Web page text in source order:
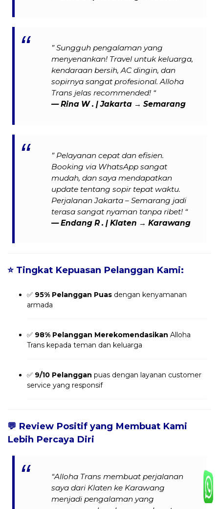
” Sungguh pengalaman yang
menyenankan! Travel untuk keluarga,
kendaraan bersih, AC dingin, dan
sopirnya sangat profesional. Alloha
Trans jelas recommended! “
—Rina W . | Jakarta → Semarang
” Pelayanan cepat dan efisien.
Booking via WhatsApp sangat
mudah, dan saya mendapatkan
update tentang sopir tepat waktu.
Perjalanan Jakarta – Semarang jadi
terasa sangat nyaman tanpa ribet! “
— Endang R . | Klaten → Karawang
⭐ Tingkat Kepuasan Pelanggan Kami:
✅ 95% Pelanggan Puas dengan kenyamanan
armada
✅ 98% Pelanggan Merekomendasikan Alloha
Trans kepada teman dan keluarga
✅ 9/10 Pelanggan puas dengan layanan customer
service yang responsif
💬 Review Positif yang Membuat Kami
Lebih Percaya Diri
“Alloha Trans membuat perjalanan
saya dari Klaten ke Karawang
menjadi pengalaman yang